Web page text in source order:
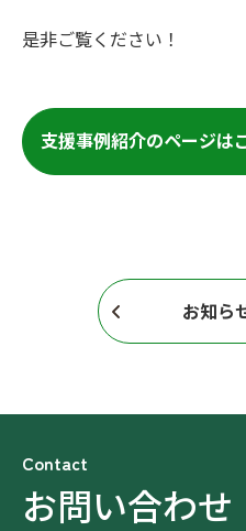
是非ご覧ください！
支援事例紹介のページは
お知ら
Contact
お問い合わせ